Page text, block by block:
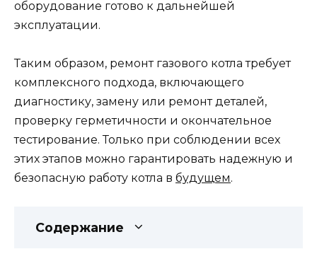
оборудование готово к дальнейшей
эксплуатации.
Таким образом, ремонт газового котла требует
комплексного подхода, включающего
диагностику, замену или ремонт деталей,
проверку герметичности и окончательное
тестирование. Только при соблюдении всех
этих этапов можно гарантировать надежную и
безопасную работу котла в будущем.
Содержание